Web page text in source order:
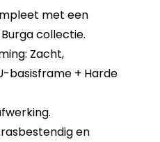
met een
collectie.
Zacht,
basisframe + Harde
en